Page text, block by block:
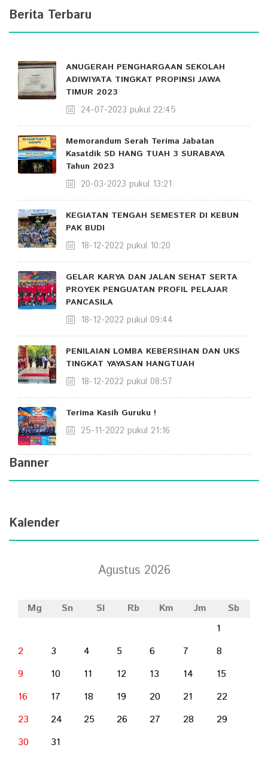
Berita Terbaru
ANUGERAH PENGHARGAAN SEKOLAH
ADIWIYATA TINGKAT PROPINSI JAWA
TIMUR 2023
24-07-2023 pukul 22:45
Memorandum Serah Terima Jabatan
Kasatdik SD HANG TUAH 3 SURABAYA
Tahun 2023
20-03-2023 pukul 13:21
KEGIATAN TENGAH SEMESTER DI KEBUN
PAK BUDI
18-12-2022 pukul 10:20
GELAR KARYA DAN JALAN SEHAT SERTA
PROYEK PENGUATAN PROFIL PELAJAR
PANCASILA
18-12-2022 pukul 09:44
PENILAIAN LOMBA KEBERSIHAN DAN UKS
TINGKAT YAYASAN HANGTUAH
18-12-2022 pukul 08:57
Terima Kasih Guruku !
25-11-2022 pukul 21:16
Banner
Kalender
Agustus 2026
Mg Sn Sl Rb Km Jm
Sb
1
2
3 4 5 6 7
8
9
10 11 12 13 14
15
16
17 18 19 20 21
22
23
24 25 26 27 28
29
30
31